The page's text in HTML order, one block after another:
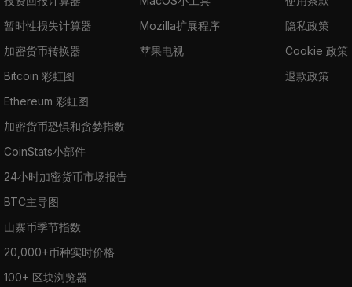
暂时性损失计算器
加密货币转换器
Bitcoin 彩虹图
Ethereum 彩虹图
加密货币恐惧和贪婪指数
CoinStats小部件
24小时加密货币市场报告
BTC主导图
山寨币季节指数
20,000+币种实时价格
100+ 区块浏览器
Mozilla扩展程序
苹果电视
隐私政策
Cookie 政策
退款政策